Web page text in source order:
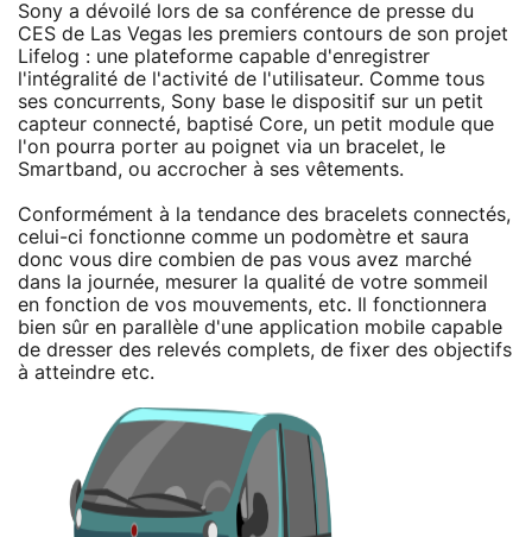
Sony a dévoilé lors de sa conférence de presse du
CES de Las Vegas les premiers contours de son projet
Lifelog : une plateforme capable d'enregistrer
l'intégralité de l'activité de l'utilisateur. Comme tous
ses concurrents, Sony base le dispositif sur un petit
capteur connecté, baptisé Core, un petit module que
l'on pourra porter au poignet via un bracelet, le
Smartband, ou accrocher à ses vêtements.
Conformément à la tendance des bracelets connectés,
celui-ci fonctionne comme un podomètre et saura
donc vous dire combien de pas vous avez marché
dans la journée, mesurer la qualité de votre sommeil
en fonction de vos mouvements, etc. Il fonctionnera
bien sûr en parallèle d'une application mobile capable
de dresser des relevés complets, de fixer des objectifs
à atteindre etc.